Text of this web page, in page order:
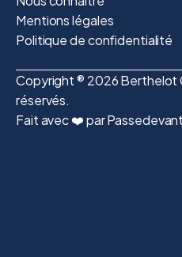
Mentions légales
Politique de confidentialité
Copyright ® 2026 Berthelot
réservés.
Fait avec ❤️ par Passedevant